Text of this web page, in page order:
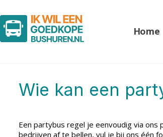
Home
Wie kan een
Een partybus regel je eenvoudig via
bedrijven af te bellen, vul je bij ons één